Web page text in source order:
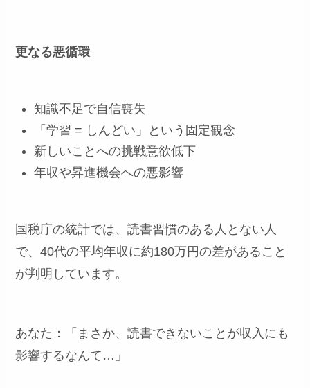
更なる悪循環
知識不足で自信喪失
「学習 = しんどい」という固定観念
新しいことへの挑戦意欲低下
年収や昇進機会への悪影響
国税庁の統計では、読書習慣のある人とない人
で、40代の平均年収に約180万円の差があること
が判明しています。
あなた：「まさか、読書できないことが収入にも
影響するなんて…」